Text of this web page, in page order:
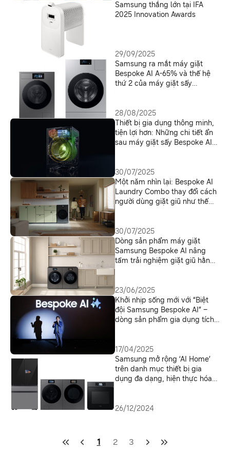
Samsung thắng lớn tại IFA
2025 Innovation Awards
29/09/2025
Samsung ra mắt máy giặt
Bespoke AI A-65% và thế hệ
thứ 2 của máy giặt sấy
28/08/2025
Thiết bị gia dụng thông minh,
tiện lợi hơn: Những chi tiết ẩn
sau máy giặt sấy Bespoke AI
30/07/2025
Một năm nhìn lại: Bespoke AI
Laundry Combo thay đổi cách
người dùng giặt giũ như thế
30/07/2025
Dòng sản phẩm máy giặt
Samsung Bespoke AI nâng
tầm trải nghiệm giặt giũ hằng
23/06/2025
Khởi nhịp sống mới với “Biệt
đội Samsung Bespoke AI” –
dòng sản phẩm gia dụng tích
17/04/2025
Samsung mở rộng ‘AI Home’
trên danh mục thiết bị gia
dụng đa dạng, hiện thực hóa
26/12/2024
1 2 3